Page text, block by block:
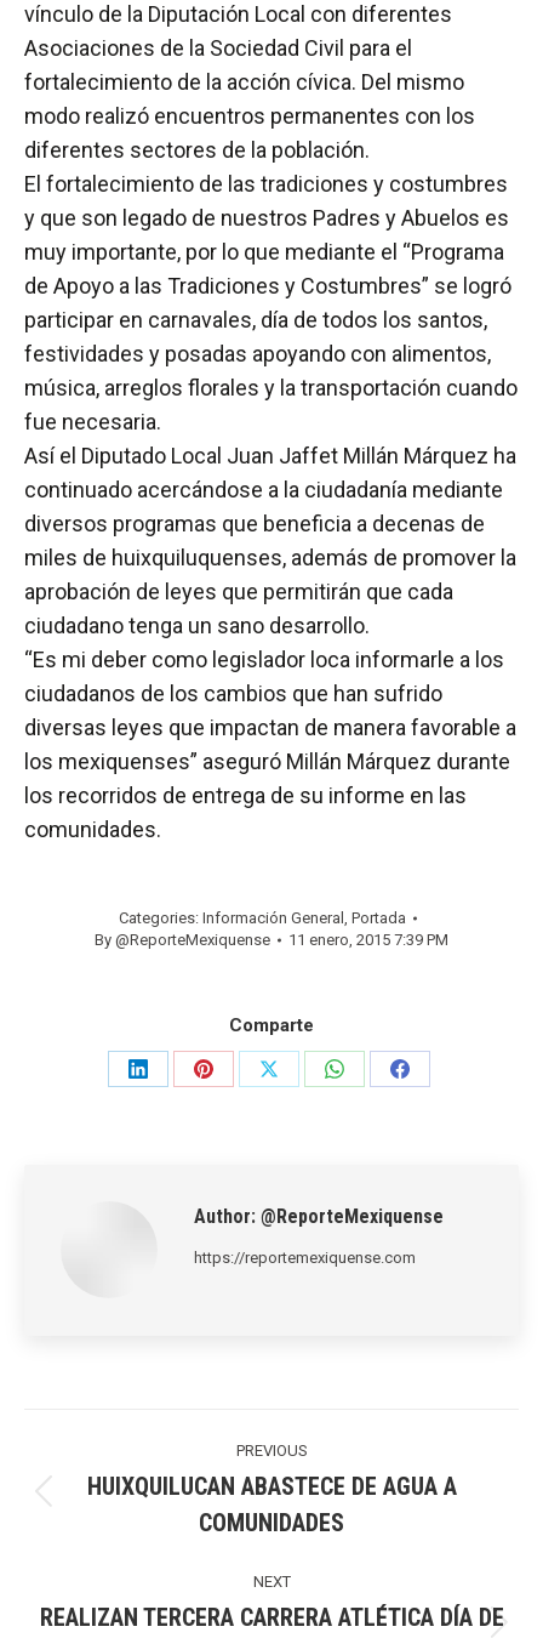
vínculo de la Diputación Local con diferentes
Asociaciones de la Sociedad Civil para el
fortalecimiento de la acción cívica. Del mismo
modo realizó encuentros permanentes con los
diferentes sectores de la población.
El fortalecimiento de las tradiciones y costumbres
y que son legado de nuestros Padres y Abuelos es
muy importante, por lo que mediante el “Programa
de Apoyo a las Tradiciones y Costumbres” se logró
participar en carnavales, día de todos los santos,
festividades y posadas apoyando con alimentos,
música, arreglos florales y la transportación cuando
fue necesaria.
Así el Diputado Local Juan Jaffet Millán Márquez ha
continuado acercándose a la ciudadanía mediante
diversos programas que beneficia a decenas de
miles de huixquiluquenses, además de promover la
aprobación de leyes que permitirán que cada
ciudadano tenga un sano desarrollo.
“Es mi deber como legislador loca informarle a los
ciudadanos de los cambios que han sufrido
diversas leyes que impactan de manera favorable a
los mexiquenses” aseguró Millán Márquez durante
los recorridos de entrega de su informe en las
comunidades.
Categories: Información General , Portada
By @ReporteMexiquense 11 enero, 2015 7:39 PM
Comparte
Share
Share
Share
Share
Share
Author: @ReporteMexiquense
https://reportemexiquense.com
PREVIOUS
post:
HUIXQUILUCAN ABASTECE DE AGUA A
COMUNIDADES
NEXT
REALIZAN TERCERA CARRERA ATLÉTICA DÍA DE